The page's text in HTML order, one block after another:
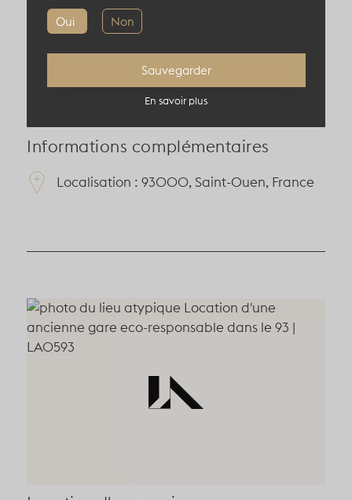
200 pers en théâtre
Informations complémentaires
Localisation : 93000, Saint-Ouen, France
Oui Non
Sauvegarder
En savoir plus